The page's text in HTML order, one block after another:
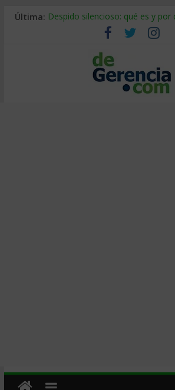
Última: Despido silencioso: qué es y por
La economía de Venezuela
Los 8 pasos de Kotter: liderar el
Gestión de proyectos con IA:
IA y creatividad: cómo evitar que